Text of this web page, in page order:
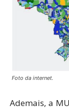
Foto da internet.
Ademais, a